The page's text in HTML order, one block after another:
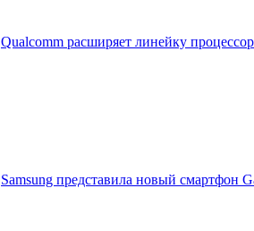
Qualcomm расширяет линейку
Samsung представила новый смартфон